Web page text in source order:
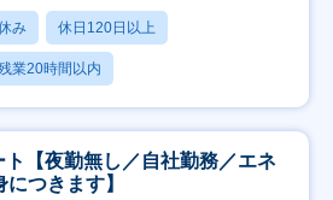
み 休日120日以上
業20時間以内
ト【夜勤無し／自社勤務／エネ
つきます】